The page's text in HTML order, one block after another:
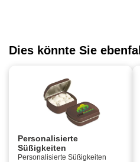
Dies könnte Sie
Personalisierte
Süßigkeiten
Personalisierte Süßigkeiten